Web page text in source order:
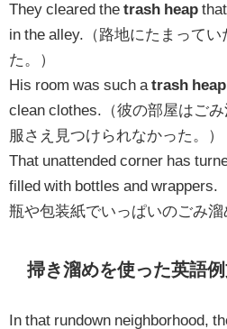
They cleared the trash heap
in the alley.（路地にたまって
た。）
His room was such a trash heap
clean clothes.（彼の部屋はご
服さえ見つけられなかった。）
That unattended corner has
filled with bottles and wrappers.
瓶や包装紙でいっぱいのごみ溜
掃き溜めを使った英語
In that rundown neighborhood,